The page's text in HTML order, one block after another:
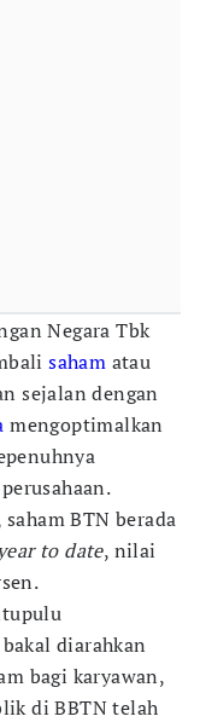
Negara Tbk
saham atau
sejalan dengan
mengoptimalkan
BTN berada
to date, nilai
diarahkan
bagi karyawan,
di BBTN telah